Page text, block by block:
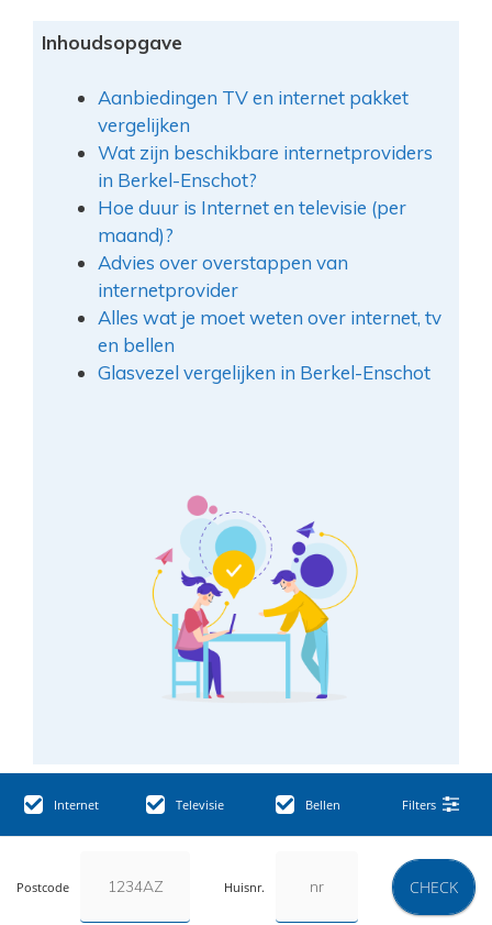
Inhoudsopgave
Aanbiedingen TV en internet pakket
vergelijken
Wat zijn beschikbare internetproviders
in Berkel-Enschot?
Hoe duur is Internet en televisie (per
maand)?
Advies over overstappen van
internetprovider
Alles wat je moet weten over internet, tv
en bellen
Glasvezel vergelijken in Berkel-Enschot
Internet Televisie Bellen Filters
Postcode Huisnr. CHECK